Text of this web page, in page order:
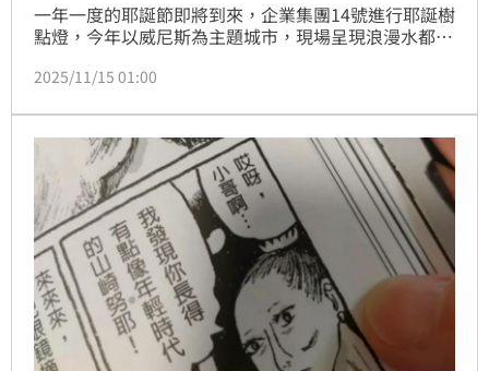
一年一度的耶誕節即將到來，企業集團14號進行耶誕樹
點燈，今年以威尼斯為主題城市，現場呈現浪漫水都的
吸引民眾拍照打卡。
2025/11/15 01:00